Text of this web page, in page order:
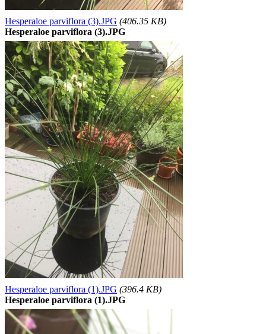
Hesperaloe parviflora (3).JPG (406.35 KB)
Hesperaloe parviflora (3).JPG
Hesperaloe parviflora (1).JPG (396.4 KB)
Hesperaloe parviflora (1).JPG